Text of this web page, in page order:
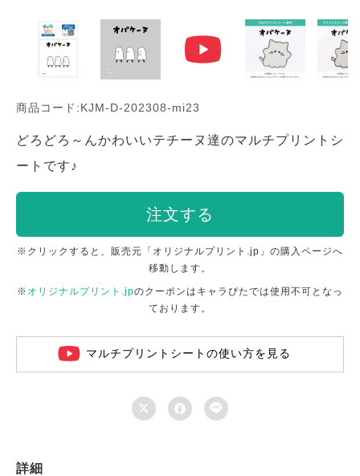
商品コード:KJM-D-202308-mi23
どろどろ～んかわいいテチーヌ達のマルチプリントシ
ートです♪
注文する
※クリックすると、販売元「オリジナルプリント.jp」の購入ページへ
移動します。
※ オリジナルプリント.jpのクーポンはキャラぴたでは使用不可となっ
ております。
マルチプリントシートの使い方を見る
  
詳細